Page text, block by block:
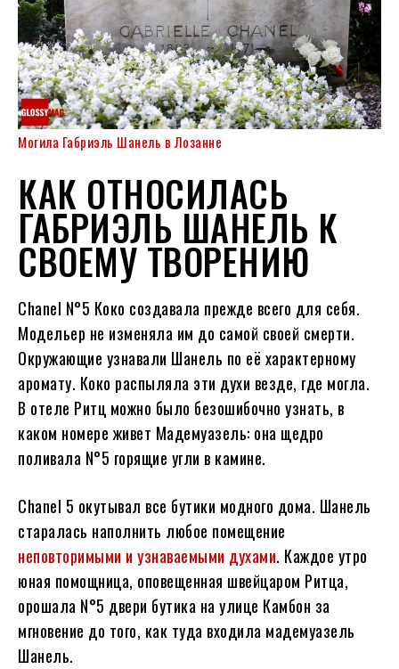
Могила Габриэль Шанель в Лозанне
КАК ОТНОСИЛАСЬ
ГАБРИЭЛЬ ШАНЕЛЬ К
СВОЕМУ ТВОРЕНИЮ
Сhanel N°5 Коко создавала прежде всего для себя.
Модельер не изменяла им до самой своей смерти.
Окружающие узнавали Шанель по её характерному
аромату. Коко распыляла эти духи везде, где могла.
В отеле Ритц можно было безошибочно узнать, в
каком номере живет Мадемуазель: она щедро
поливала N°5 горящие угли в камине.
Chanel 5 окутывал все бутики модного дома. Шанель
старалась наполнить любое помещение
неповторимыми и узнаваемыми духами. Каждое утро
юная помощница, оповещенная швейцаром Ритца,
орошала N°5 двери бутика на улице Камбон за
мгновение до того, как туда входила мадемуазель
Шанель.